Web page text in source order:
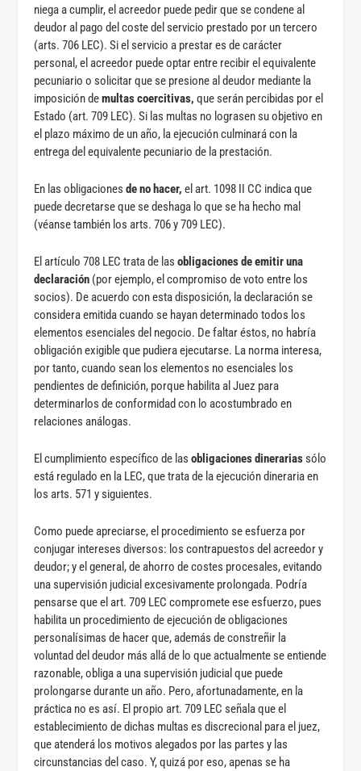
niega a cumplir, el acreedor puede pedir que se condene al
deudor al pago del coste del servicio prestado por un tercero
(arts. 706 LEC). Si el servicio a prestar es de carácter
personal, el acreedor puede optar entre recibir el equivalente
pecuniario o solicitar que se presione al deudor mediante la
imposición demultas coercitivas, que serán percibidas por el
Estado (art. 709 LEC). Si las multas no lograsen su objetivo en
el plazo máximo de un año, la ejecución culminará con la
entrega del equivalente pecuniario de la prestación.
En las obligacionesde no hacer, el art. 1098 II CC indica que
puede decretarse que se deshaga lo que se ha hecho mal
(véanse también los arts. 706 y 709 LEC).
El artículo 708 LEC trata de lasobligaciones de emitir una
declaración (por ejemplo, el compromiso de voto entre los
socios). De acuerdo con esta disposición, la declaración se
considera emitida cuando se hayan determinado todos los
elementos esenciales del negocio. De faltar éstos, no habría
obligación exigible que pudiera ejecutarse. La norma interesa,
por tanto, cuando sean los elementos no esenciales los
pendientes de definición, porque habilita al Juez para
determinarlos de conformidad con lo acostumbrado en
relaciones análogas.
El cumplimiento específico de lasobligaciones dinerariassólo
está regulado en la LEC, que trata de la ejecución dineraria en
los arts. 571 y siguientes.
Como puede apreciarse, el procedimiento se esfuerza por
conjugar intereses diversos: los contrapuestos del acreedor y
deudor; y el general, de ahorro de costes procesales, evitando
una supervisión judicial excesivamente prolongada. Podría
pensarse que el art. 709 LEC compromete ese esfuerzo, pues
habilita un procedimiento de ejecución de obligaciones
personalísimas de hacer que, además de constreñir la
voluntad del deudor más allá de lo que actualmente se entiende
razonable, obliga a una supervisión judicial que puede
prolongarse durante un año. Pero, afortunadamente, en la
práctica no es así. El propio art. 709 LEC señala que el
establecimiento de dichas multas es discrecional para el juez,
que atenderá los motivos alegados por las partes y las
circunstancias del caso. Y, quizá por eso, apenas se ha